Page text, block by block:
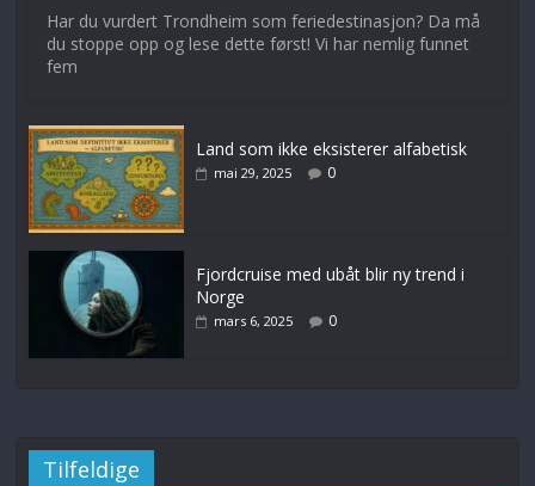
Har du vurdert Trondheim som feriedestinasjon? Da må
du stoppe opp og lese dette først! Vi har nemlig funnet
fem
Land som ikke eksisterer alfabetisk
mai 29, 2025 0
Fjordcruise med ubåt blir ny trend i
Norge
mars 6, 2025 0
Tilfeldige